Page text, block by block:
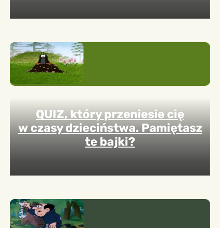
QUIZ, który przeniesie cię
w czasy dzieciństwa. Pamiętasz
te bajki?